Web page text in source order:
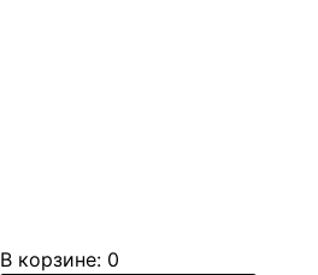
В корзине: 0